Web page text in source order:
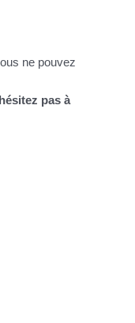
ne pouvez
pas à